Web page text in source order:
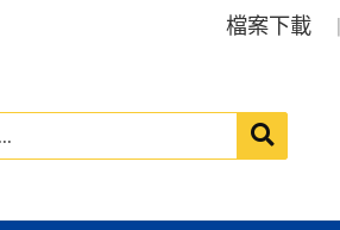
檔案下載
送出